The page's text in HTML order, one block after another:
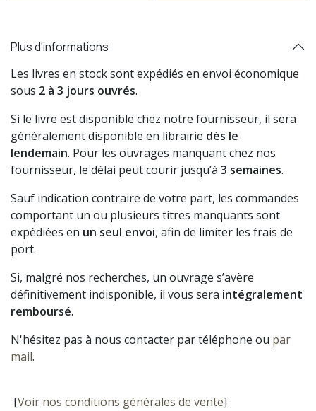
Plus d'informations
Les livres en stock sont expédiés en envoi économique
sous 2 à 3 jours ouvrés.
Si le livre est disponible chez notre fournisseur, il sera
généralement disponible en librairie dès le
lendemain. Pour les ouvrages manquant chez nos
fournisseur, le délai peut courir jusqu’à 3 semaines.
Sauf indication contraire de votre part, les commandes
comportant un ou plusieurs titres manquants sont
expédiées en un seul envoi, afin de limiter les frais de
port.
Si, malgré nos recherches, un ouvrage s’avère
définitivement indisponible, il vous sera intégralement
remboursé.
N'hésitez pas à nous contacter par téléphone ou par
mail.
[Voir nos conditions générales de vente]